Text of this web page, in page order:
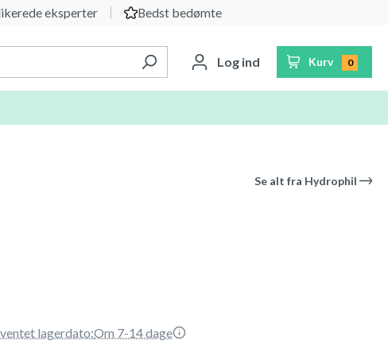
eksperter Bedst bedømte
Log ind Kurv 0
Se alt fra Hydrophil
lagerdato:Om 7-14 dage